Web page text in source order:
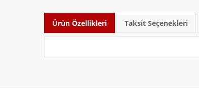
Ürün Özellikleri Taksit Seçenekleri